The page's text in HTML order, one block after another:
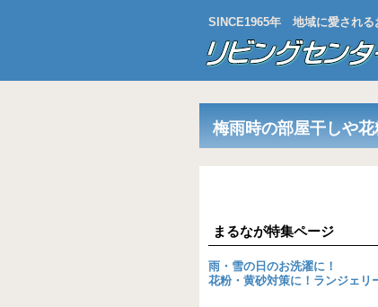
SINCE1965年 地域に愛される
梅雨時の部屋干しや
まるなが特集ページ
雨・雪の日のお洗濯に！
花粉・黄砂対策に！ランジェリ